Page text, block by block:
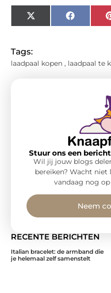
X
(Twitter)
Tags:
laadpaal kopen , laadpaal te
RECENTE BERICHTEN
Italian bracelet: de armband die
je helemaal zelf samenstelt
Stuur ons een
Wil jij jouw blogs
bereiken? Wacht
vandaag nog
Neem